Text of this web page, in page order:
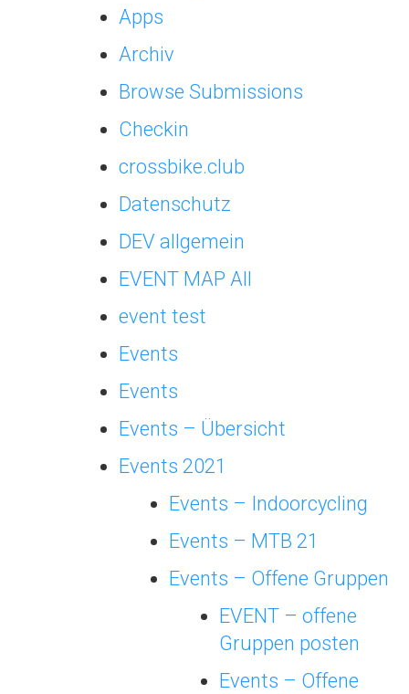
Apps
Archiv
Browse Submissions
Checkin
crossbike.club
Datenschutz
DEV allgemein
EVENT MAP All
event test
Events
Events
Events – Übersicht
Events 2021
Events – Indoorcycling
Events – MTB 21
Events – Offene Gruppen
EVENT – offene
Gruppen posten
Events – Offene